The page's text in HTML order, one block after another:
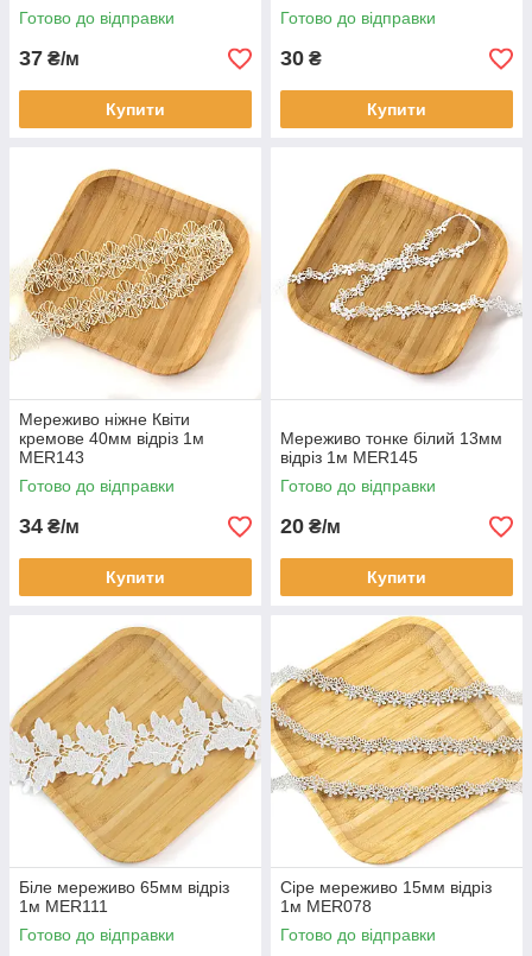
Готово до відправки
37 ₴/м
Купити
Готово до відправки
30 ₴
Купити
Мереживо ніжне Квіти
кремове 40мм відріз 1м
MER143
Готово до відправки
34 ₴/м
Купити
Мереживо тонке білий 13мм
відріз 1м MER145
Готово до відправки
20 ₴/м
Купити
Біле мереживо 65мм відріз
1м MER111
Готово до відправки
Сіре мереживо 15мм відріз
1м MER078
Готово до відправки